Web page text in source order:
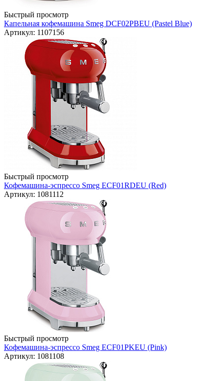
Быстрый просмотр
Капельная кофемашина Smeg DCF02PBEU (Pastel Blue)
Артикул: 1107156
Быстрый просмотр
Кофемашина-эспрессо Smeg ECF01RDEU (Red)
Артикул: 1081112
Быстрый просмотр
Кофемашина-эспрессо Smeg ECF01PKEU (Pink)
Артикул: 1081108